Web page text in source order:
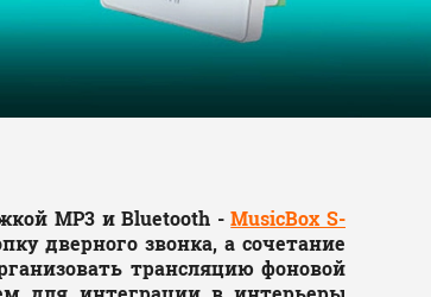
MP3 и Bluetooth -MusicBox S-
дверного звонка, а сочетание
трансляцию фоновой